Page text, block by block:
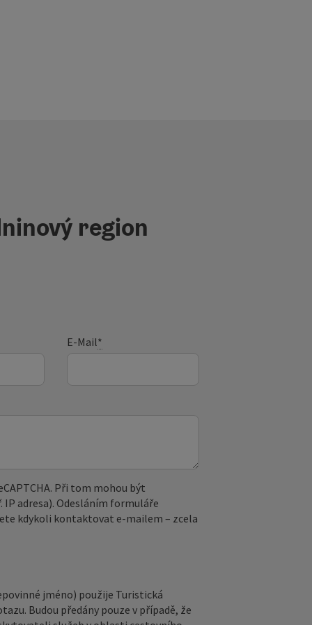
region
E-Mail*
Při tom mohou být
adresa). Odesláním formuláře
kdykoli kontaktovat e‑mailem – zcela
jméno) použije Turistická
Budou předány pouze v případě, že